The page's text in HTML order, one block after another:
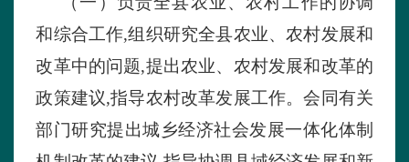
和综合工作,组织研究全县农业、农村发展和
改革中的问题,提出农业、农村发展和改革的
政策建议,指导农村改革发展工作。会同有关
部门研究提出城乡经济社会发展一体化体制